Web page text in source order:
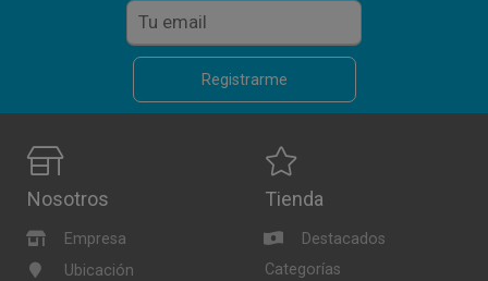
Registrarme
Nosotros
Empresa
Ubicación
Tienda
Destacados
Categorías